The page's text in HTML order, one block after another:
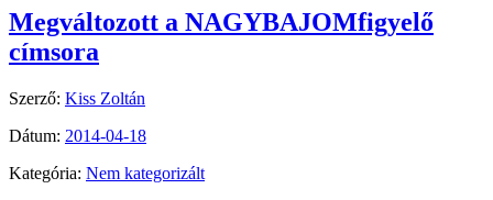
Megváltozott a NAGYBAJOMfigyelő
címsora
Szerző: Kiss Zoltán
Dátum: 2014-04-18
Kategória: Nem kategorizált